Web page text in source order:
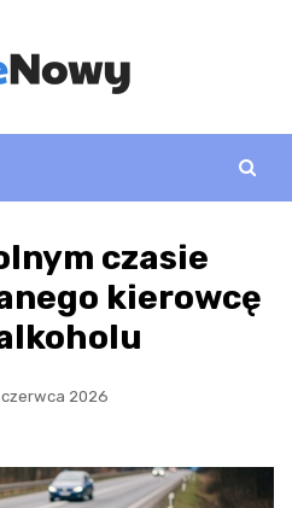
czasie
kierowcę
2026